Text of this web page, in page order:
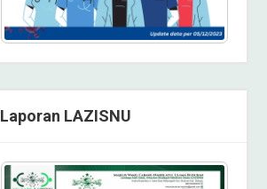
Laporan LAZISNU